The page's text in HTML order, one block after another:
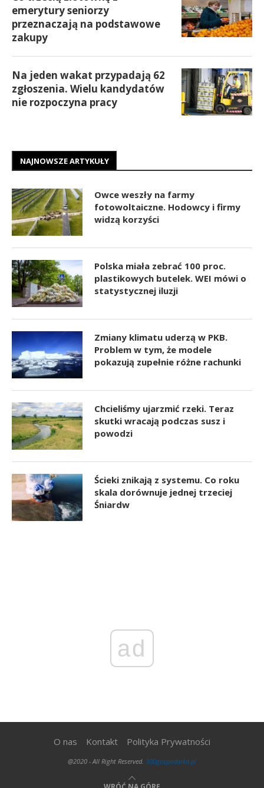
emerytury seniorzy
przeznaczają na podstawowe
zakupy
Na jeden wakat przypadają 62
zgłoszenia. Wielu kandydatów
nie rozpoczyna pracy
NAJNOWSZE ARTYKUŁY
Owce weszły na farmy
fotowoltaiczne. Hodowcy i firmy
widzą korzyści
Polska miała zebrać 100 proc.
plastikowych butelek. WEI mówi o
statystycznej iluzji
Zmiany klimatu uderzą w PKB.
Problem w tym, że modele
pokazują zupełnie różne rachunki
Chcieliśmy ujarzmić rzeki. Teraz
skutki wracają podczas susz i
powodzi
Ścieki znikają z systemu. Co roku
skala dorównuje jednej trzeciej
Śniardw
ad
O nas Kontakt Polityka Prywatności
@2020 - All Right Reserved. 300gospodarka.pl